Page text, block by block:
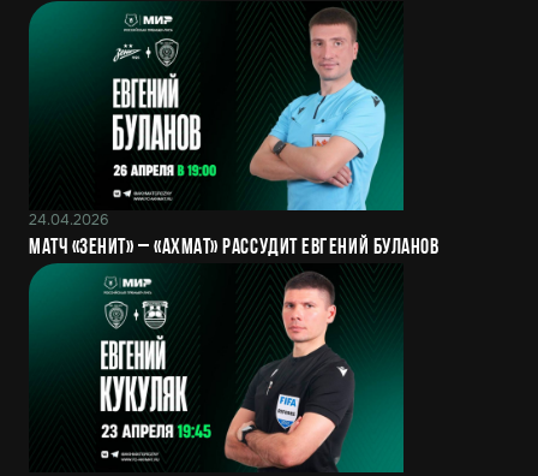
24.04.2026
Матч «Зенит» – «Ахмат» рассудит Евгений Буланов